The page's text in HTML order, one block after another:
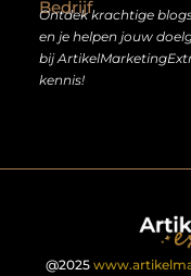
Bedrijf
Ontdek krachtige
en je helpen jouw
bij
kennis!
@2025